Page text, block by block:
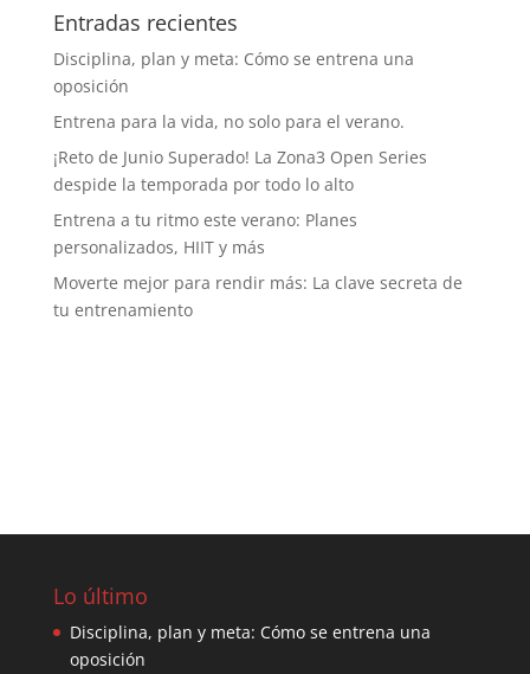
Entradas recientes
Disciplina, plan y meta: Cómo se entrena una
oposición
Entrena para la vida, no solo para el verano.
¡Reto de Junio Superado! La Zona3 Open Series
despide la temporada por todo lo alto
Entrena a tu ritmo este verano: Planes
personalizados, HIIT y más
Moverte mejor para rendir más: La clave secreta de
tu entrenamiento
Lo último
Disciplina, plan y meta: Cómo se entrena una
oposición